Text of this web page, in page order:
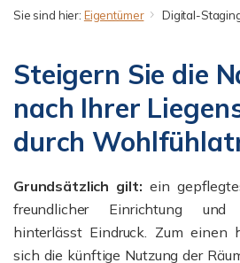
Sie sind hier: Eigentümer Digital-
Steigern Sie die
nach Ihrer
durch
Grundsätzlich gilt: ein
freundlicher Einrichtung und
hinterlässt Eindruck. Zum einen
sich die künftige Nutzung der